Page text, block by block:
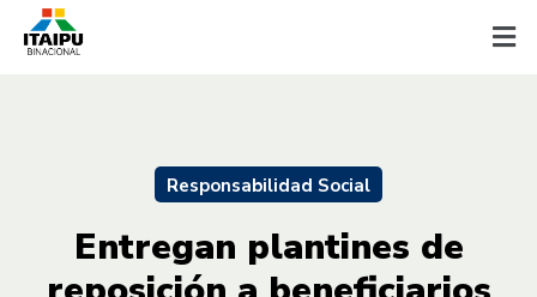
Responsabilidad Social
Entregan plantines de